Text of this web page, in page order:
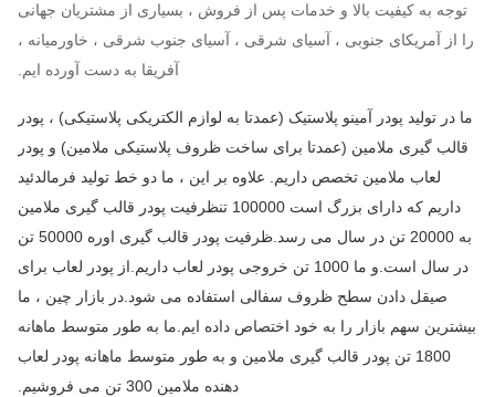
توجه به کیفیت بالا و خدمات پس از فروش ، بسیاری از مشتریان جهانی
را از آمریکای جنوبی ، آسیای شرقی ، آسیای جنوب شرقی ، خاورمیانه ،
آفریقا به دست آورده ایم.
ما در تولید پودر آمینو پلاستیک (عمدتا به لوازم الکتریکی پلاستیکی) ، پودر
قالب گیری ملامین (عمدتا برای ساخت ظروف پلاستیکی ملامین) و پودر
لعاب ملامین تخصص داریم. علاوه بر این ، ما دو خط تولید فرمالدئید
داریم که دارای بزرگ است 100000 تنظرفیت پودر قالب گیری ملامین
به 20000 تن در سال می رسد.ظرفیت پودر قالب گیری اوره 50000 تن
در سال است.و ما 1000 تن خروجی پودر لعاب داریم.از پودر لعاب برای
صیقل دادن سطح ظروف سفالی استفاده می شود.در بازار چین ، ما
بیشترین سهم بازار را به خود اختصاص داده ایم.ما به طور متوسط ​​ماهانه
1800 تن پودر قالب گیری ملامین و به طور متوسط ​​ماهانه پودر لعاب
دهنده ملامین 300 تن می فروشیم.